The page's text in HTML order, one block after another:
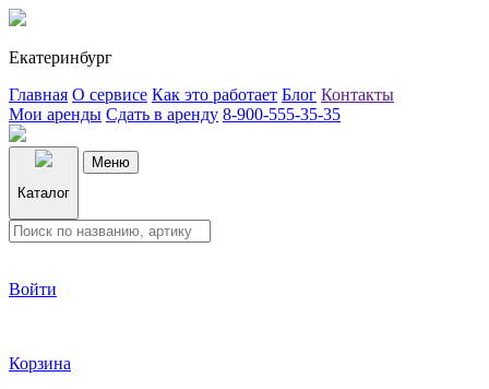
Екатеринбург
Главная О сервисе Как это работает Блог Контакты
Мои аренды Сдать в аренду 8-900-555-35-35
Каталог
Меню
Войти
Корзина